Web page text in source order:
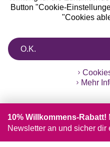
Button "Cookie-
"Cookies
O.K.
Mehr
10% Willkommens-Rabatt!
Newsletter an und sicher dir